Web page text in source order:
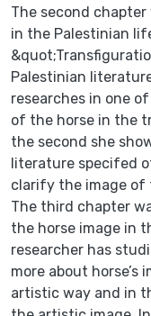
The second
in the Palestinian
Palestinian
researches in one
of the horse in the
the second she
literature specifed
clarify the image of
The third chapter
the horse image in
researcher has
more about horse’s
artistic way and in